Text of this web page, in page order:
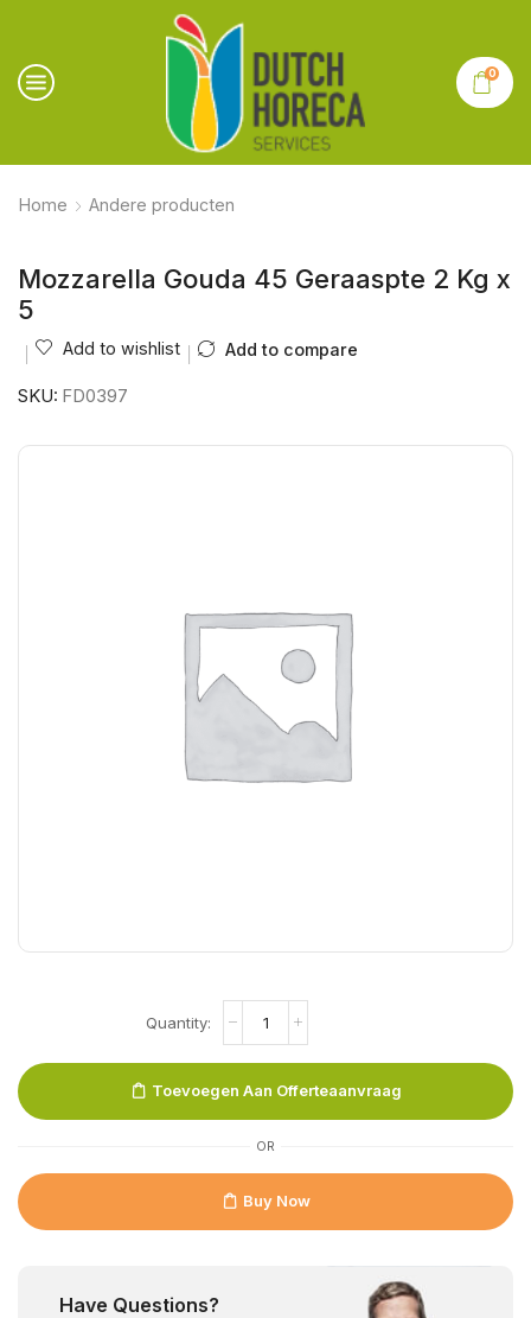
0
Home Andere producten
Mozzarella Gouda 45 Geraaspte 2 Kg x
5
Add to wishlist Add to compare
SKU: FD0397
Toevoegen Aan Offerteaanvraag
OR
Buy Now
Have Questions?